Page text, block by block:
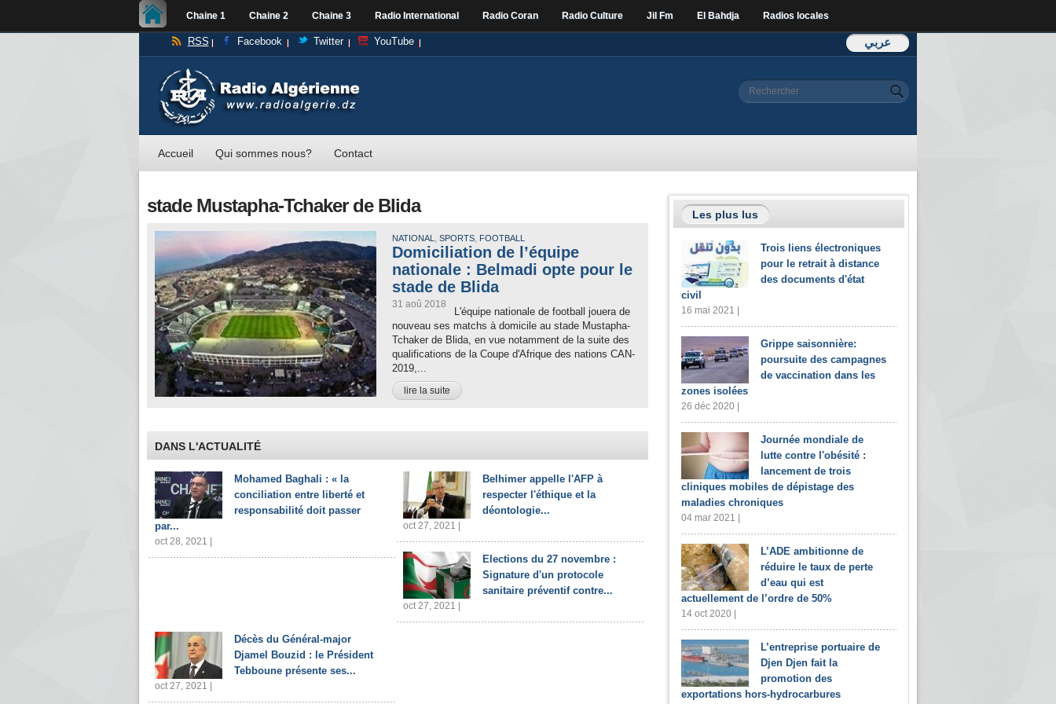
Chaine 1 Chaine 2 Chaine 3 Radio International Radio Coran Radio Culture Jil Fm El Bahdja Radios locales
عربي RSS Facebook Twitter YouTube
Formulaire de
Rechercher
Accueil Qui sommes nous? Contact
stade Mustapha-Tchaker de Blida
NATIONAL , SPORTS, FOOTBALL
Domiciliation de l’équipe
nationale : Belmadi opte pour le
stade de Blida
31 aoû 2018
L'équipe nationale de football jouera de
nouveau ses matchs à domicile au stade Mustapha-
Tchaker de Blida, en vue notamment de la suite des
qualifications de la Coupe d'Afrique des nations CAN-
2019,...
lire la suite
DANS L'ACTUALITÉ
Mohamed Baghali : « la
conciliation entre liberté et
responsabilité doit passer
par...
oct 28, 2021 |
Belhimer appelle l'AFP à
respecter l'éthique et la
déontologie...
oct 27, 2021 |
Elections du 27 novembre :
Signature d'un protocole
sanitaire préventif contre...
oct 27, 2021 |
Décès du Général-major
Djamel Bouzid : le Président
Tebboune présente ses...
oct 27, 2021 |
Les plus lus
Trois liens électroniques
pour le retrait à distance
des documents d'état
civil
16 mai 2021 |
Grippe saisonnière:
poursuite des campagnes
de vaccination dans les
zones isolées
26 déc 2020 |
Journée mondiale de
lutte contre l'obésité :
lancement de trois
cliniques mobiles de dépistage des
maladies chroniques
04 mar 2021 |
L’ADE ambitionne de
réduire le taux de perte
d’eau qui est
actuellement de l’ordre de 50%
14 oct 2020 |
L’entreprise portuaire de
Djen Djen fait la
promotion des
exportations hors-hydrocarbures